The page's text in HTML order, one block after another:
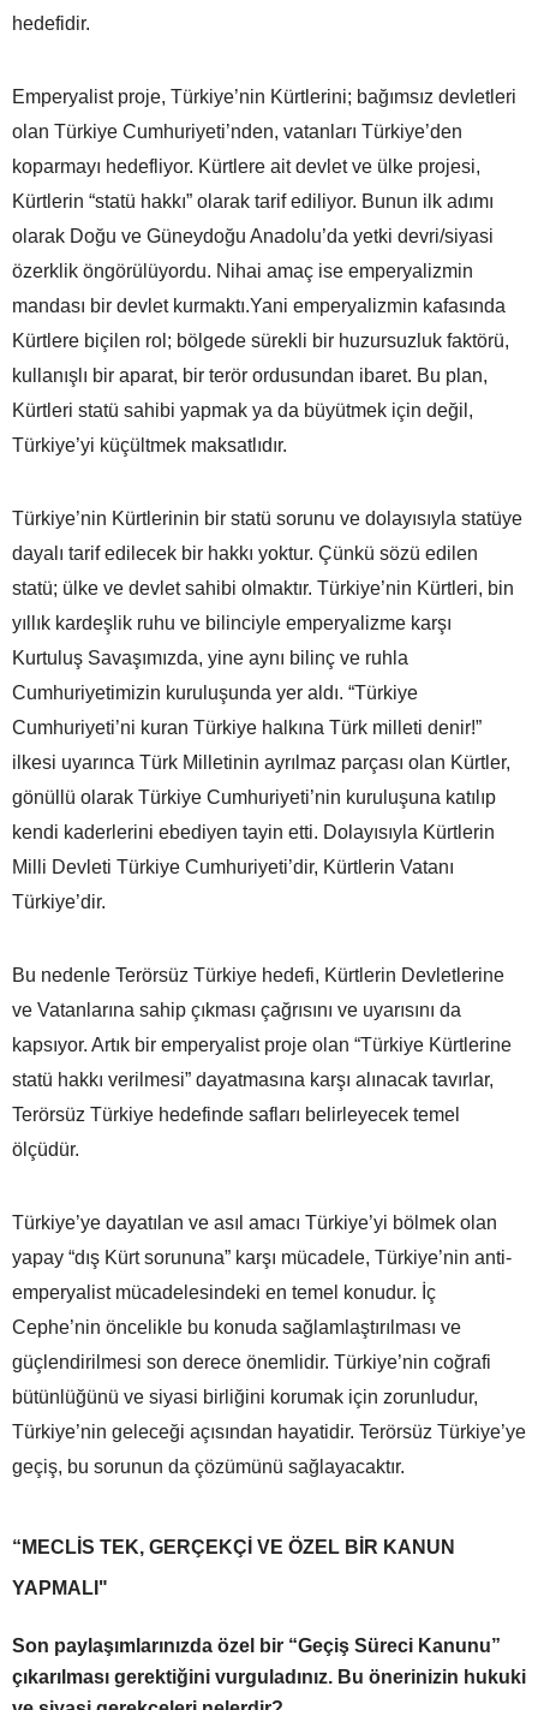
hedefidir.
Emperyalist proje, Türkiye’nin Kürtlerini; bağımsız devletleri
olan Türkiye Cumhuriyeti’nden, vatanları Türkiye’den
koparmayı hedefliyor. Kürtlere ait devlet ve ülke projesi,
Kürtlerin “statü hakkı” olarak tarif ediliyor. Bunun ilk adımı
olarak Doğu ve Güneydoğu Anadolu’da yetki devri/siyasi
özerklik öngörülüyordu. Nihai amaç ise emperyalizmin
mandası bir devlet kurmaktı.Yani emperyalizmin kafasında
Kürtlere biçilen rol; bölgede sürekli bir huzursuzluk faktörü,
kullanışlı bir aparat, bir terör ordusundan ibaret. Bu plan,
Kürtleri statü sahibi yapmak ya da büyütmek için değil,
Türkiye’yi küçültmek maksatlıdır.
Türkiye’nin Kürtlerinin bir statü sorunu ve dolayısıyla statüye
dayalı tarif edilecek bir hakkı yoktur. Çünkü sözü edilen
statü; ülke ve devlet sahibi olmaktır. Türkiye’nin Kürtleri, bin
yıllık kardeşlik ruhu ve bilinciyle emperyalizme karşı
Kurtuluş Savaşımızda, yine aynı bilinç ve ruhla
Cumhuriyetimizin kuruluşunda yer aldı. “Türkiye
Cumhuriyeti’ni kuran Türkiye halkına Türk milleti denir!”
ilkesi uyarınca Türk Milletinin ayrılmaz parçası olan Kürtler,
gönüllü olarak Türkiye Cumhuriyeti’nin kuruluşuna katılıp
kendi kaderlerini ebediyen tayin etti. Dolayısıyla Kürtlerin
Milli Devleti Türkiye Cumhuriyeti’dir, Kürtlerin Vatanı
Türkiye’dir.
Bu nedenle Terörsüz Türkiye hedefi, Kürtlerin Devletlerine
ve Vatanlarına sahip çıkması çağrısını ve uyarısını da
kapsıyor. Artık bir emperyalist proje olan “Türkiye Kürtlerine
statü hakkı verilmesi” dayatmasına karşı alınacak tavırlar,
Terörsüz Türkiye hedefinde safları belirleyecek temel
ölçüdür.
Türkiye’ye dayatılan ve asıl amacı Türkiye’yi bölmek olan
yapay “dış Kürt sorununa” karşı mücadele, Türkiye’nin anti-
emperyalist mücadelesindeki en temel konudur. İç
Cephe’nin öncelikle bu konuda sağlamlaştırılması ve
güçlendirilmesi son derece önemlidir. Türkiye’nin coğrafi
bütünlüğünü ve siyasi birliğini korumak için zorunludur,
Türkiye’nin geleceği açısından hayatidir. Terörsüz Türkiye’ye
geçiş, bu sorunun da çözümünü sağlayacaktır.
“MECLİS TEK, GERÇEKÇİ VE ÖZEL BİR KANUN
YAPMALI"
Son paylaşımlarınızda özel bir “Geçiş Süreci Kanunu”
çıkarılması gerektiğini vurguladınız. Bu önerinizin hukuki